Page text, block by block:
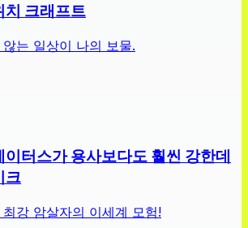
치 크래프트
는 일상이 나의 보물.
터스가 용사보다도 훨씬 강한데
크
강 암살자의 이세계 모험!